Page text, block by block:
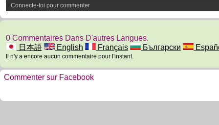
Connecte-toi pour commenter
0 Commentaires Dans D'autres Langues.
日本語
English Français Български
Il n'y a encore aucun commentaire pour l'instant.
Commenter sur Facebook